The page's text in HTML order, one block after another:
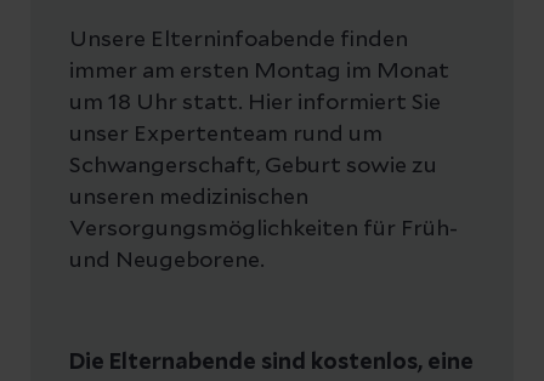
Unsere Elterninfoabende finden
immer am ersten Montag im Monat
um 18 Uhr statt. Hier informiert Sie
unser Expertenteam rund um
Schwangerschaft, Geburt sowie zu
unseren medizinischen
Versorgungsmöglichkeiten für Früh-
und Neugeborene.
Die Elternabende sind kostenlos, eine